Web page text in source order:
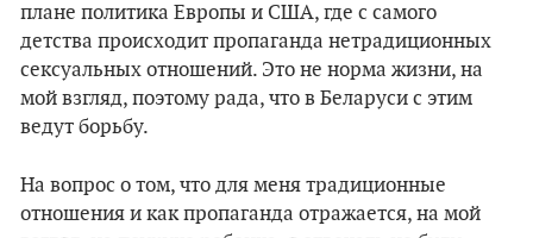
плане политика Европы и США, где с самого
детства происходит пропаганда нетрадиционных
сексуальных отношений. Это не норма жизни, на
мой взгляд, поэтому рада, что в Беларуси с этим
ведут борьбу.
На вопрос о том, что для меня традиционные
отношения и как пропаганда отражается, на мой